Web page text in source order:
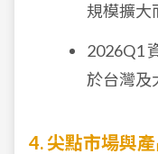
規模擴大
2026Q1
於台灣及
4. 尖點市場與